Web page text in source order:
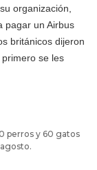
organización,
pagar un Airbus
británicos dijeron
primero se les
perros y 60 gatos